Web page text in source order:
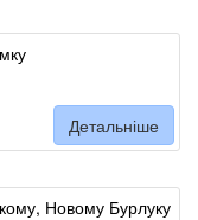
Детальніше
Новому Бурлуку